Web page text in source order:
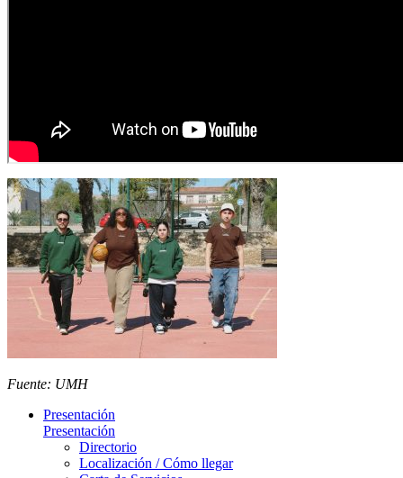
Fuente: UMH
Presentación
Presentación
Directorio
Localización / Cómo llegar